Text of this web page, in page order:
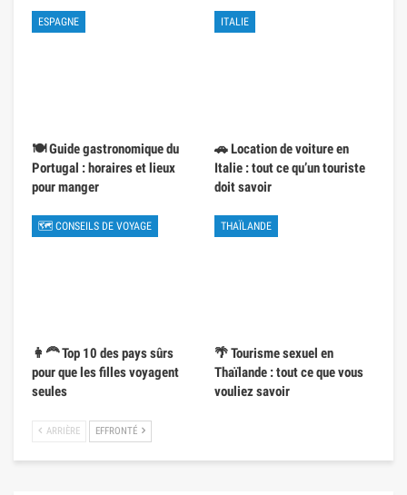
ESPAGNE
🍽️ Guide gastronomique du
Portugal : horaires et lieux
pour manger
ITALIE
🚗 Location de voiture en
Italie : tout ce qu’un touriste
doit savoir
🗺 CONSEILS DE VOYAGE
👩‍🦰 Top 10 des pays sûrs
pour que les filles voyagent
seules
THAÏLANDE
🌴 Tourisme sexuel en
Thaïlande : tout ce que vous
vouliez savoir
ARRIÈRE EFFRONTÉ